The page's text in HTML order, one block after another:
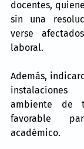
docentes,
sin una
verse
laboral.
Además,
ambiente de
favorable
académico.